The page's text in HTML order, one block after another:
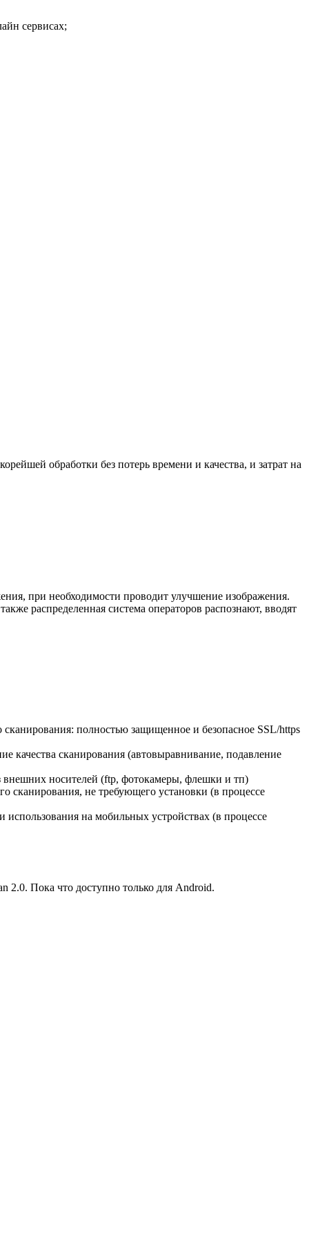
сервисах;
обработки без потерь времени и качества, и затрат на
при необходимости проводит улучшение изображения.
распределенная система операторов распознают, вводят
полностью защищенное и безопасное SSL/https
качества сканирования (автовыравнивание, подавление
внешних носителей (ftp, фотокамеры, флешки и тп)
сканирования, не требующего установки (в процессе
использования на мобильных устройствах (в процессе
2.0. Пока что доступно только для Android.